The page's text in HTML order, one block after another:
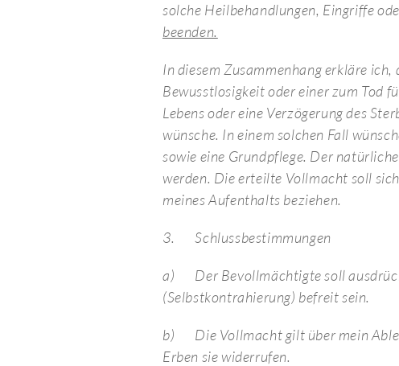
solche Heilbehandlungen, Eingriffe
beenden.
In diesem Zusammenhang erkläre
Bewusstlosigkeit oder einer zum Tod
Lebens oder eine Verzögerung des
wünsche. In einem solchen Fall
sowie eine Grundpflege. Der
werden. Die erteilte Vollmacht soll
meines Aufenthalts beziehen.
3.Schlussbestimmungen
a) Der Bevollmächtigte soll
(Selbstkontrahierung) befreit sein.
b) Die Vollmacht gilt über mein
Erben sie widerrufen.